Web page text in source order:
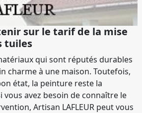
sur le tarif de la mise
tuiles
qui sont réputés durables
charme à une maison. Toutefois,
état, la peinture reste la
vous avez besoin de connaître le
Artisan LAFLEUR peut vous